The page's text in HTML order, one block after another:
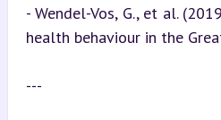
- Wendel-Vos, G., et al.
health behaviour in the
---